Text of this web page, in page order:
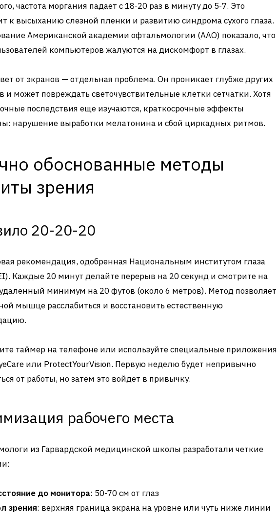
частота моргания падает с 18-20 раз в минуту до 5-7. Это
к высыханию слезной пленки и развитию синдрома сухого глаза.
Американской академии офтальмологии (AAO) показало, что
компьютеров жалуются на дискомфорт в глазах.
от экранов — отдельная проблема. Он проникает глубже других
и может повреждать светочувствительные клетки сетчатки. Хотя
последствия еще изучаются, краткосрочные эффекты
нарушение выработки мелатонина и сбой циркадных ритмов.
обоснованные методы
зрения
20-20-20
рекомендация, одобренная Национальным институтом глаза
Каждые 20 минут делайте перерыв на 20 секунд и смотрите на
минимум на 20 футов (около 6 метров). Метод позволяет
мышце расслабиться и восстановить естественную
таймер на телефоне или используйте специальные приложения
или ProtectYourVision. Первую неделю будет непривычно
от работы, но затем это войдет в привычку.
рабочего места
из Гарвардской медицинской школы разработали четкие
до монитора: 50-70 см от глаз
зрения: верхняя граница экрана на уровне или чуть ниже линии